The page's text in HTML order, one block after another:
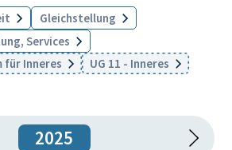
Gleichstellung
Services
für Inneres
UG 11 - Inneres
2025